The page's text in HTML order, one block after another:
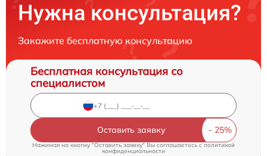
Нужна консультация?
Закажите бесплатную консультацию
Бесплатная консультация со
специалистом
Оставить заявку
Нажимая на кнопку "Оставить заявку" Вы соглашаетесь c политикой
конфиденциальности